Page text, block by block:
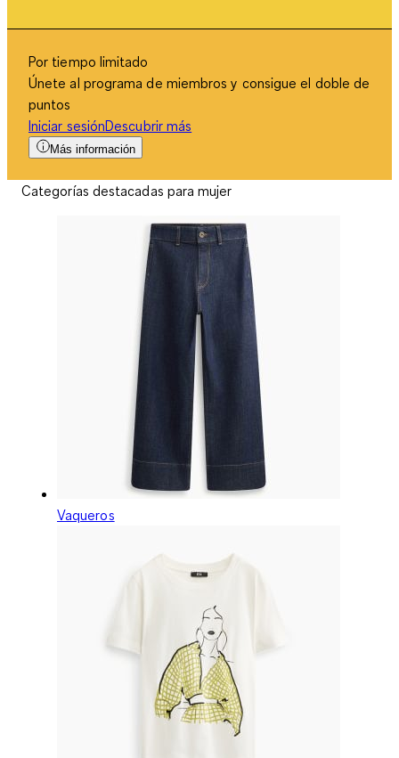
Por tiempo limitado
Únete al programa de miembros y consigue el doble de
puntos
Iniciar sesiónDescubrir más
Más información
Categorías destacadas para mujer
Vaqueros